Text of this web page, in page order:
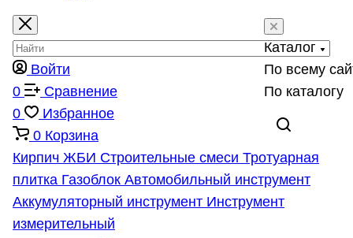
Каталог
По всему
По каталогу
Войти
0
Сравнение
0
Избранное
0 Корзина
Кирпич ЖБИ Строительные смеси Тротуарная
плитка Газоблок Автомобильный инструмент
Аккумуляторный инструмент Инструмент
измерительный